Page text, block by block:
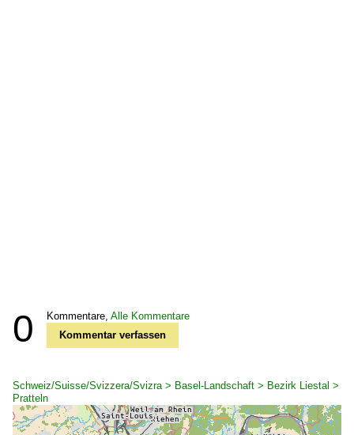
0 Kommentare, Alle Kommentare
Kommentar verfassen
Schweiz/Suisse/Svizzera/Svizra > Basel-Landschaft > Bezirk Liestal >
Pratteln